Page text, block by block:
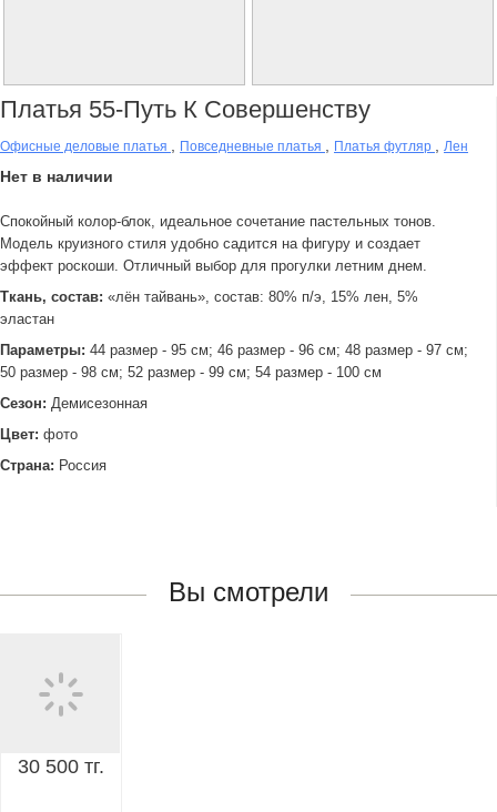
Платья 55-Путь К Совершенству
Офисные деловые платья Повседневные платья Платья футляр Лен
Нет в наличии
Спокойный колор-блок, идеальное сочетание пастельных тонов.
Модель круизного стиля удобно садится на фигуру и создает
эффект роскоши. Отличный выбор для прогулки летним днем.
Ткань, состав: «лён тайвань», состав: 80% п/э, 15% лен, 5%
эластан
Параметры: 44 размер - 95 см; 46 размер - 96 см; 48 размер - 97 см;
50 размер - 98 см; 52 размер - 99 см; 54 размер - 100 см
Сезон: Демисезонная
Цвет: фото
Страна: Россия
Вы смотрели
30 500 тг.